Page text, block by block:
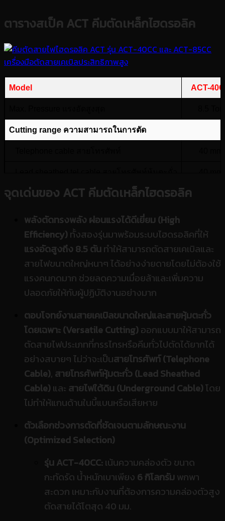
ตารางสเป็ค ACT คีมตัดเหล็กไฮดรอลิค
Model ACT-
Cutting range ความสามารถในการตัด
Under ground Cable สายใต้ดินหุ้มตะกั่ว
Weight น้ำหนักรวม
จุดเด่นของ ACT คีมตัดเหล็กไฮดรอลิค
พลังตัดทรงพลัง ผ่อนแรงได้ดีเยี่ยม (High
Efficiency) ทั้งสองรุ่นมาพร้อมระบบไฮดรอลิคที่ให้
แรงอัดสูงถึง 8.5 ตัน ทำให้สามารถตัดสายเคเบิลและ
สายไฟขนาดใหญ่หนาๆ ได้อย่างง่ายดายโดยไม่ต้องใช้
แรงคนกดมาก ช่วยลดความเมื่อยล้าและเพิ่มความ
ปลอดภัยให้กับผู้ปฏิบัติงานอย่างมาก
ตอบโจทย์งานสายเคเบิลขนาดใหญ่และสายหุ้มตะกั่ว
โดยเฉพาะ (Versatile Cutting) ออกแบบมาให้สามารถ
ตัดสายไฟประเภทที่กรรไกรหรือคีมทั่วไปตัดได้ยากได้
อย่างสบายๆ ไม่ว่าจะเป็นสายโทรศัพท์ (Telephone
Cable), สายโทรศัพท์หุ้มตะกั่ว (Lead Sheathed
Cable) และ สายไฟใต้ดิน (Underground Cable)โดย
ไม่ทำให้แกนด้านในบี้แบนหรือเสียหาย
ตัวเลือกช่วงการตัดที่ชัดเจนตามลักษณะงาน
(Optimized Selection)
รุ่น ACT-40CC: เน้นความคล่องตัว ขนาด
กะทัดรัด น้ำหนักเบาเพียง 6 กิโลกรัม พกพา
สะดวก เหมาะกับงานที่ต้องการความคล่องตัวสูง
ตัดสายได้โตสุด 40 มม.